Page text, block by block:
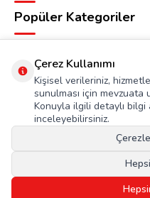
Popüler Kategoriler
Çerez Kullanımı
Kişisel verileriniz,
sunulması için
Konuyla ilgili detaylı bilgi
inceleyebilirsiniz.